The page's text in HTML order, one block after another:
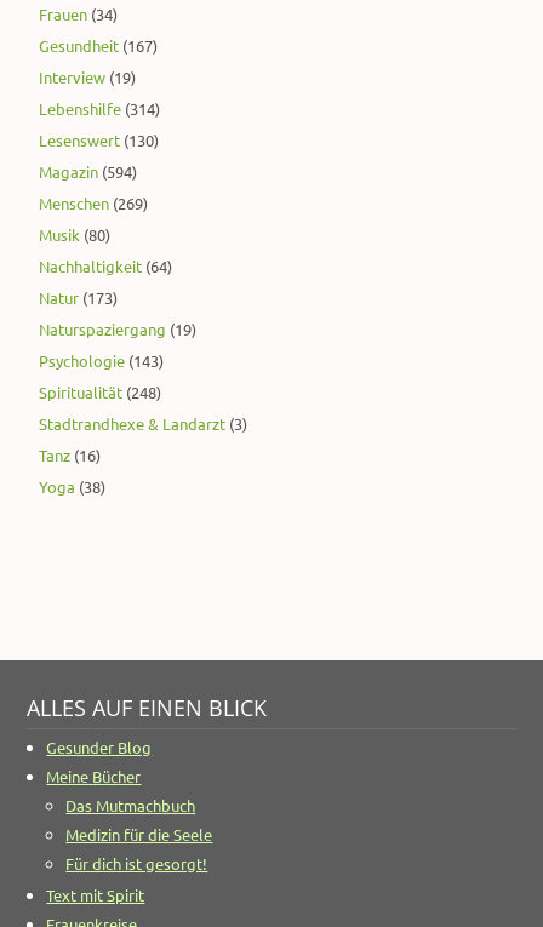
Frauen (34)
Gesundheit (167)
Interview (19)
Lebenshilfe (314)
Lesenswert (130)
Magazin (594)
Menschen (269)
Musik (80)
Nachhaltigkeit (64)
Natur (173)
Naturspaziergang (19)
Psychologie (143)
Spiritualität (248)
Stadtrandhexe & Landarzt (3)
Tanz (16)
Yoga (38)
ALLES AUF EINEN BLICK
Gesunder Blog
Meine Bücher
Das Mutmachbuch
Medizin für die Seele
Für dich ist gesorgt!
Text mit Spirit